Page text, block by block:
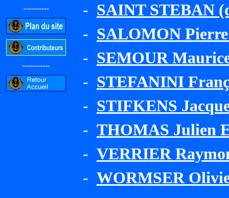
----------
-----------
- SAINT STEBAN
- SALOMON Pierre
- SEMOUR
- STEFANINI
- STIFKENS
- THOMAS Julien
- VERRIER
- WORMSER